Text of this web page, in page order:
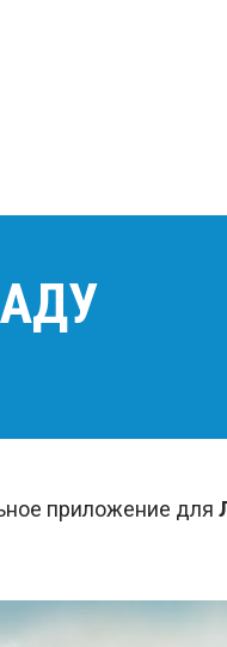
приложение для